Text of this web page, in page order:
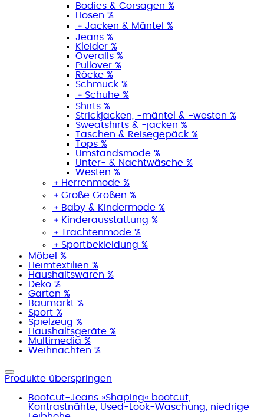
Bodies & Corsagen %
Hosen %
﹢ Jacken & Mäntel %
Jeans %
Kleider %
Overalls %
Pullover %
Röcke %
Schmuck %
﹢ Schuhe %
Shirts %
Strickjacken, -mäntel & -westen %
Sweatshirts & -jacken %
Taschen & Reisegepäck %
Tops %
Umstandsmode %
Unter- & Nachtwäsche %
Westen %
﹢ Herrenmode %
﹢ Große Größen %
﹢ Baby & Kindermode %
﹢ Kinderausstattung %
﹢ Trachtenmode %
﹢ Sportbekleidung %
Möbel %
Heimtextilien %
Haushaltswaren %
Deko %
Garten %
Baumarkt %
Sport %
Spielzeug %
Haushaltsgeräte %
Multimedia %
Weihnachten %
Produkte überspringen
Bootcut-Jeans »Shaping« bootcut,
Kontrastnähte, Used-Look-Waschung, niedrige